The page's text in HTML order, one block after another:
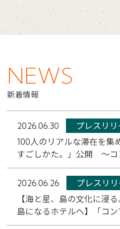
NEWS
新着情報
2026.06.30
プレスリリ
100人のリアルな滞在を集
すごしかた。」公開 ～コ
2026.06.26
プレスリリ
【海と星、島の文化に浸
島になるホテルへ】「コン